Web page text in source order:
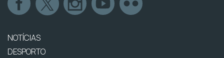
NOTÍCIAS
DESPORTO